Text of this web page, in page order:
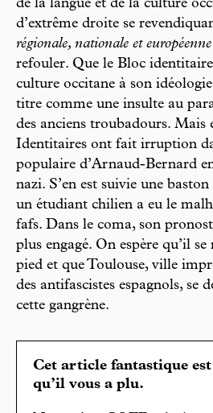
de la langue et de la culture
d’extrême droite se
régionale, nationale et européenne
refouler. Que le Bloc identitaire
culture occitane à son
titre comme une insulte au
des anciens troubadours. Mais
Identitaires ont fait irruption
populaire d’Arnaud-Bernard
nazi. S’en est suivie une
un étudiant chilien a eu le
fafs. Dans le coma, son
plus engagé. On espère qu’il
pied et que Toulouse, ville
des antifascistes espagnols, se
cette gangrène.
Cet article fantastique
qu’il vous a plu.